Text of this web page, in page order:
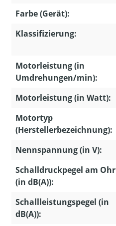
Farbe (Gerät):
Klassifizierung:
Motorleistung (in
Umdrehungen/min):
Motorleistung (in Watt):
Motortyp
(Herstellerbezeichnung):
Nennspannung (in V):
Schalldruckpegel am Ohr
(in dB(A)):
Schallleistungspegel (in
dB(A)):